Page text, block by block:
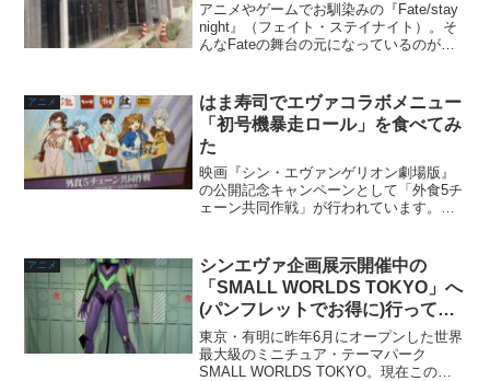
アニメやゲームでお馴染みの『Fate/stay
night』（フェイト・ステイナイト）。そ
んなFateの舞台の元になっているのが神
内の見学まで観れないところもありま
し...
アニメ
はま寿司でエヴァコラボメニュー
「初号機暴走ロール」を食べてみ
た
映画『シン・エヴァンゲリオン劇場版』
の公開記念キャンペーンとして「外食5チ
ェーン共同作戦」が行われています。自
した。各チェーンで対象メニューを注文
した人には、オリジナル...
アニメ
シンエヴァ企画展示開催中の
「SMALL WORLDS TOKYO」へ
(パンフレットでお得に)行ってき
た！
東京・有明に昨年6月にオープンした世界
最大級のミニチュア・テーマパーク
SMALL WORLDS TOKYO。現在この